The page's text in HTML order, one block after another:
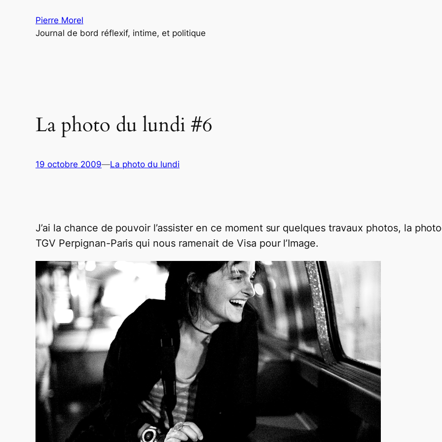
Pierre Morel
Journal de bord réflexif, intime, et politique
La photo du lundi #6
19 octobre 2009—La photo du lundi
J’ai la chance de pouvoir l’assister en ce moment sur quelques travaux photos, la
TGV Perpignan-Paris qui nous ramenait de Visa pour l’Image.